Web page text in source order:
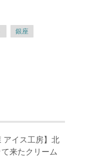
銀座
アイス工房】北
来たクリーム